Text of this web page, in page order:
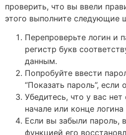
проверить, что вы ввели
этого выполните следующие
Перепроверьте логин и
регистр букв
данным.
Попробуйте ввести
“Показать пароль”, если
Убедитесь, что у вас
начале или конце
Если вы забыли пароль,
функцией его